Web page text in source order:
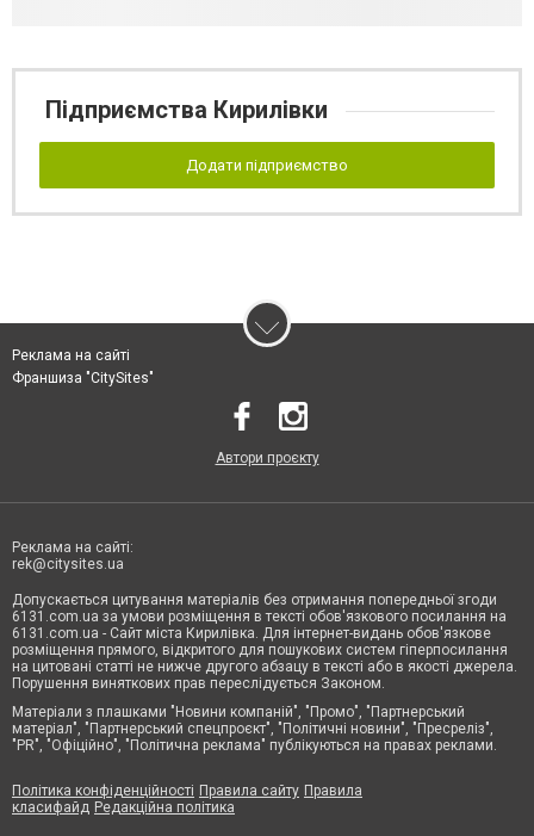
Підприємства Кирилівки
Додати підприємство
Реклама на сайті
Франшиза "CitySites"
Автори проєкту
Реклама на сайті:
rek@citysites.ua
Допускається цитування матеріалів без отримання попередньої згоди
6131.com.ua за умови розміщення в тексті обов'язкового посилання на
6131.com.ua - Сайт міста Кирилівка. Для інтернет-видань обов'язкове
розміщення прямого, відкритого для пошукових систем гіперпосилання
на цитовані статті не нижче другого абзацу в тексті або в якості джерела.
Порушення виняткових прав переслідується Законом.
Матеріали з плашками "Новини компаній", "Промо", "Партнерський
матеріал", "Партнерський спецпроєкт", "Політичні новини", "Пресреліз",
"PR", "Офіційно", "Політична реклама" публікуються на правах реклами.
Політика конфіденційності Правила сайту Правила
класифайд Редакційна політика